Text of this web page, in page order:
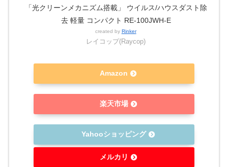
「光クリーンメカニズム搭載」 ウイルス/ハウスダスト除
去 軽量 コンパクト RE-100JWH-E
created by Rinker
レイコップ(Raycop)
Amazon
楽天市場
Yahooショッピング
メルカリ